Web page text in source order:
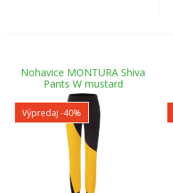
Nohavice MONTURA Shiva
Pants W mustard
Výpredaj -40%